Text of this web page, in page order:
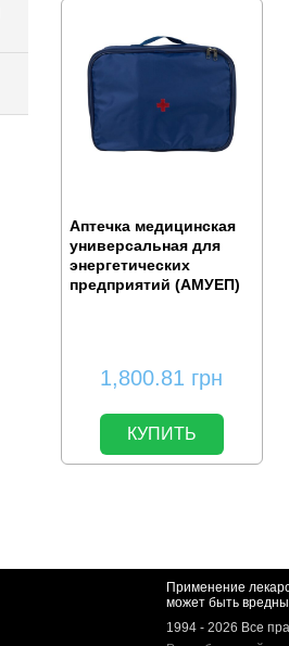
Аптечка медицинская
универсальная для
энергетических
предприятий (АМУЕП)
1,800.81 грн
КУПИТЬ
Применение
может быть
1994 - 2026 Все